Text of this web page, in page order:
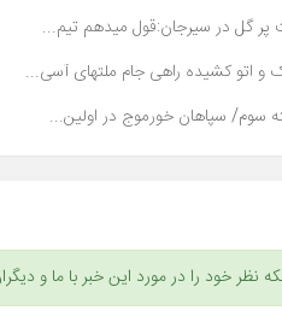
پر گل در سیرجان:قول میدهم تیم...
اتو کشیده راهی جام ملتهای آسی...
سوم/ سپاهان خورموج در اولین...
نظر خود را در مورد این خبر با ما و